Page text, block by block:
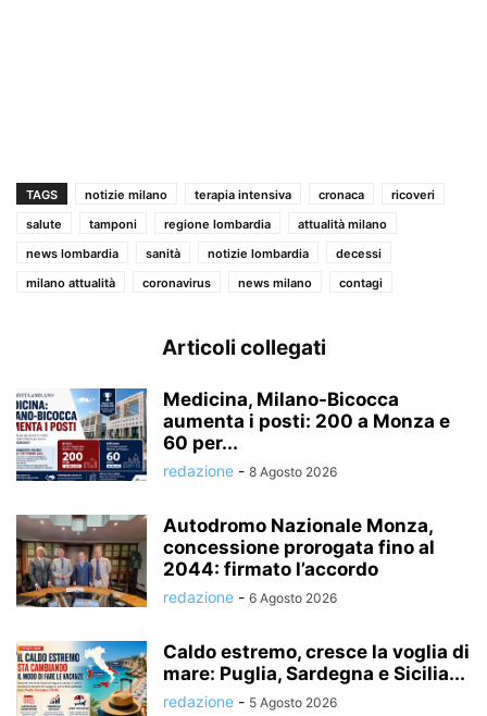
TAGS notizie milano terapia intensiva cronaca
ricoveri
salute
tamponi regione lombardia
attualità milano
news lombardia
sanità notizie lombardia
decessi
milano attualità
coronavirus news milano contagi
Articoli collegati
Medicina, Milano-Bicocca
aumenta i posti: 200 a Monza e
60 per...
redazione - 8 Agosto 2026
Autodromo Nazionale Monza,
concessione prorogata fino al
2044: firmato l’accordo
redazione - 6 Agosto 2026
Caldo estremo, cresce la voglia di
mare: Puglia, Sardegna e Sicilia...
redazione - 5 Agosto 2026